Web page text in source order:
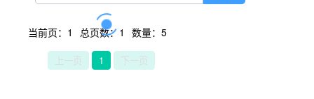
当前页：1 总页数：1 数量：5
上一页 1 下一页